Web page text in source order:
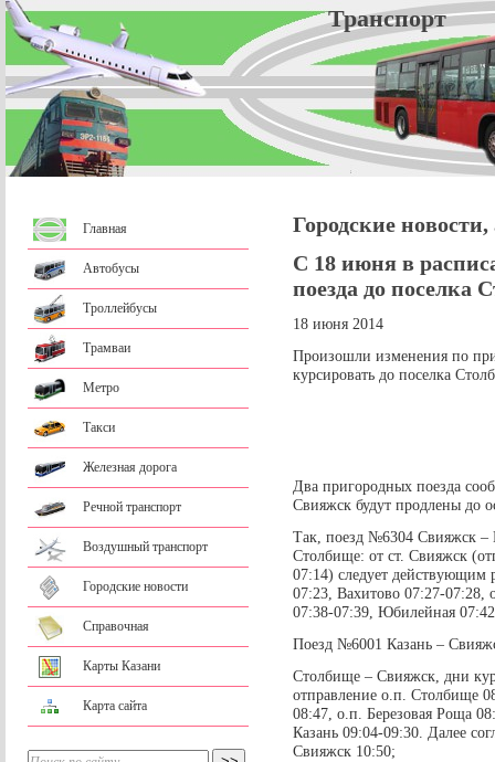
Главная
Автобусы
Троллейбусы
Трамваи
Метро
Такси
Железная дорога
Речной транспорт
Воздушный транспорт
Городские новости
Справочная
Карты Казани
Карта сайта
Городские
С 18 июня в
поезда до поселка
18 июня 2014
Произошли изменения по
курсировать до поселка
Два пригородных поезда
Свияжск будут продлены до
Так, поезд №6304 Свияжск –
Столбище: от ст. Свияжск
07:14) следует действующим
07:23, Вахитово 07:27-07:28,
07:38-07:39, Юбилейная
Поезд №6001 Казань –
Столбище – Свияжск, дни
отправление о.п. Столбище
08:47, о.п. Березовая Роща
Казань 09:04-09:30. Далее
Свияжск 10:50;